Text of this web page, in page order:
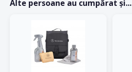
Alte persoane au cumpărat și...